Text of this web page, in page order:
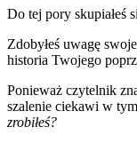
Do tej pory skupiałeś
Zdobyłeś uwagę
historia Twojego
Ponieważ czytelnik
szalenie ciekawi w
zrobiłeś?